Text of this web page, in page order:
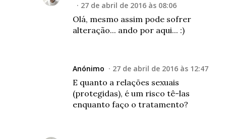
27 de abril de 2016 às 08:06
Olá, mesmo assim pode sofrer
alteração... ando por aqui... :)
Anónimo 27 de abril de 2016 às 12:47
E quanto a relações sexuais
(protegidas), é um risco tê-las
enquanto faço o tratamento?